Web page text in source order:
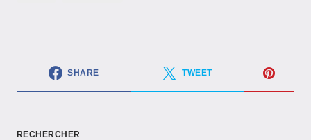
SHARE TWEET
RECHERCHER